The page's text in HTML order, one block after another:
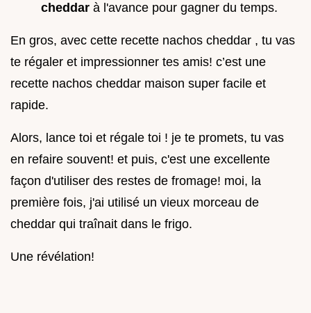
cheddar à l'avance pour gagner du temps.
En gros, avec cette recette nachos cheddar , tu vas
te régaler et impressionner tes amis! c’est une
recette nachos cheddar maison super facile et
rapide.
Alors, lance toi et régale toi ! je te promets, tu vas
en refaire souvent! et puis, c'est une excellente
façon d'utiliser des restes de fromage! moi, la
première fois, j'ai utilisé un vieux morceau de
cheddar qui traînait dans le frigo.
Une révélation!